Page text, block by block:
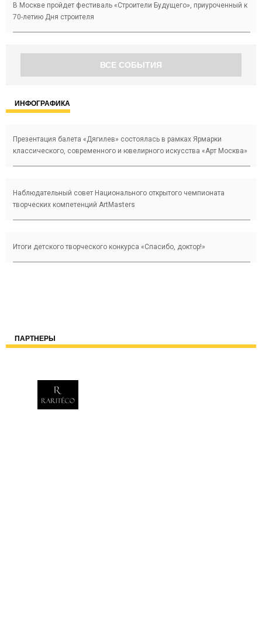
В Москве пройдет фестиваль «Строители Будущего», приуроченный к
70-летию Дня строителя
ВСЕ СОБЫТИЯ
ИНФОГРАФИКА
Презентация балета «Дягилев» состоялась в рамках Ярмарки
классического, современного и ювелирного искусства «Арт Москва»
Наблюдательный совет Национального открытого чемпионата
творческих компетенций ArtMasters
Итоги детского творческого конкурса «Cпасибо, доктор!»
ПАРТНЕРЫ